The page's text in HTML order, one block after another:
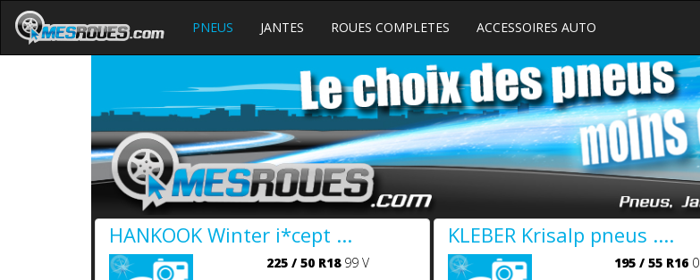
PNEUS JANTES ROUES COMPLETES ACCESSOIRES AUTO
HANKOOK Winter i*cept ...
225 / 50 R1899 V
KLEBER Krisalp pneus ....
195 / 55 R160